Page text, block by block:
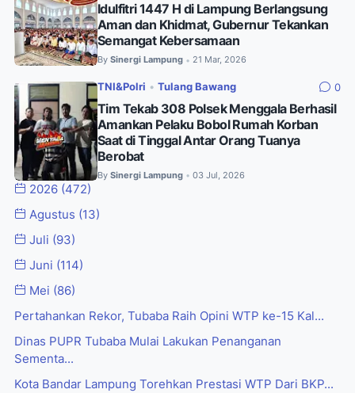
Idulfitri 1447 H di Lampung Berlangsung
Aman dan Khidmat, Gubernur Tekankan
Semangat Kebersamaan
By Sinergi Lampung • 21 Mar, 2026
TNI&Polri • Tulang Bawang 0
Tim Tekab 308 Polsek Menggala Berhasil
Amankan Pelaku Bobol Rumah Korban
Saat di Tinggal Antar Orang Tuanya
Berobat
By Sinergi Lampung • 03 Jul, 2026
2026 (472)
Agustus (13)
Juli (93)
Juni (114)
Mei (86)
Pertahankan Rekor, Tubaba Raih Opini WTP ke-15 Kal...
Dinas PUPR Tubaba Mulai Lakukan Penanganan
Sementa...
Kota Bandar Lampung Torehkan Prestasi WTP Dari BKP...